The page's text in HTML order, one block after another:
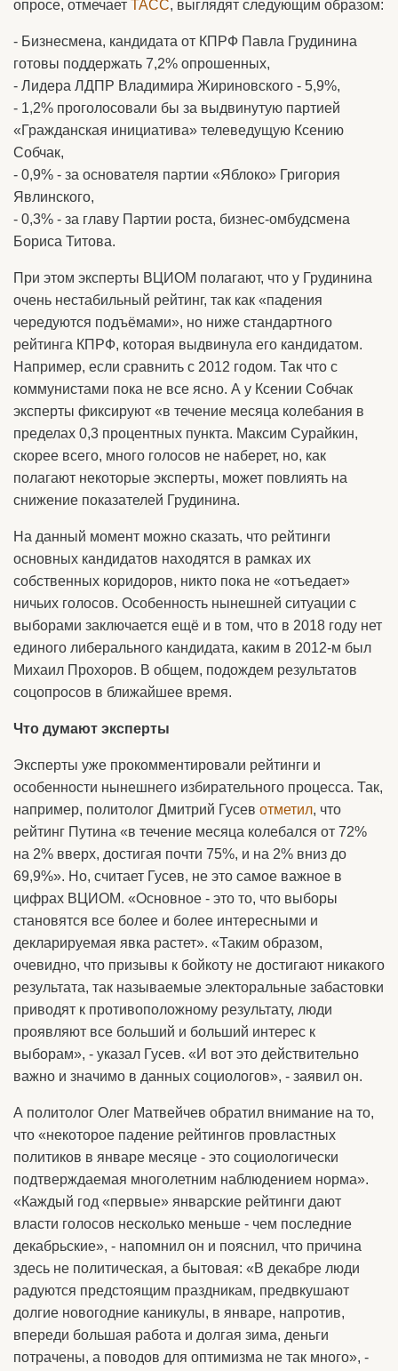
опросе, отмечает ТАСС, выглядят следующим образом:
- Бизнесмена, кандидата от КПРФ Павла Грудинина
готовы поддержать 7,2% опрошенных,
- Лидера ЛДПР Владимира Жириновского - 5,9%,
- 1,2% проголосовали бы за выдвинутую партией
«Гражданская инициатива» телеведущую Ксению
Собчак,
- 0,9% - за основателя партии «Яблоко» Григория
Явлинского,
- 0,3% - за главу Партии роста, бизнес-омбудсмена
Бориса Титова.
При этом эксперты ВЦИОМ полагают, что у Грудинина
очень нестабильный рейтинг, так как «падения
чередуются подъёмами», но ниже стандартного
рейтинга КПРФ, которая выдвинула его кандидатом.
Например, если сравнить с 2012 годом. Так что с
коммунистами пока не все ясно. А у Ксении Собчак
эксперты фиксируют «в течение месяца колебания в
пределах 0,3 процентных пункта. Максим Сурайкин,
скорее всего, много голосов не наберет, но, как
полагают некоторые эксперты, может повлиять на
снижение показателей Грудинина.
На данный момент можно сказать, что рейтинги
основных кандидатов находятся в рамках их
собственных коридоров, никто пока не «отъедает»
ничьих голосов. Особенность нынешней ситуации с
выборами заключается ещё и в том, что в 2018 году нет
единого либерального кандидата, каким в 2012-м был
Михаил Прохоров. В общем, подождем результатов
соцопросов в ближайшее время.
Что думают эксперты
Эксперты уже прокомментировали рейтинги и
особенности нынешнего избирательного процесса. Так,
например, политолог Дмитрий Гусев отметил, что
рейтинг Путина «в течение месяца колебался от 72%
на 2% вверх, достигая почти 75%, и на 2% вниз до
69,9%». Но, считает Гусев, не это самое важное в
цифрах ВЦИОМ. «Основное - это то, что выборы
становятся все более и более интересными и
декларируемая явка растет». «Таким образом,
очевидно, что призывы к бойкоту не достигают никакого
результата, так называемые электоральные забастовки
приводят к противоположному результату, люди
проявляют все больший и больший интерес к
выборам», - указал Гусев. «И вот это действительно
важно и значимо в данных социологов», - заявил он.
А политолог Олег Матвейчев обратил внимание на то,
что «некоторое падение рейтингов провластных
политиков в январе месяце - это социологически
подтверждаемая многолетним наблюдением норма».
«Каждый год «первые» январские рейтинги дают
власти голосов несколько меньше - чем последние
декабрьские», - напомнил он и пояснил, что причина
здесь не политическая, а бытовая: «В декабре люди
радуются предстоящим праздникам, предвкушают
долгие новогодние каникулы, в январе, напротив,
впереди большая работа и долгая зима, деньги
потрачены, а поводов для оптимизма не так много», -